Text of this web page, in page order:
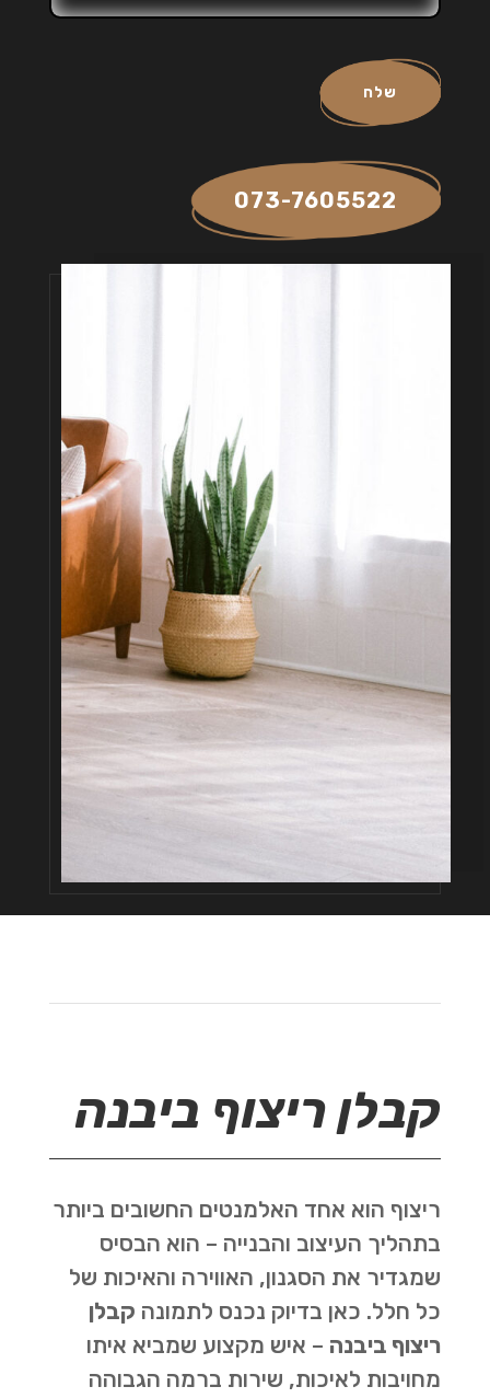
שלח
073-7605522
קבלן ריצוף ביבנה
ריצוף הוא אחד האלמנטים החשובים ביותר
בתהליך העיצוב והבנייה – הוא הבסיס
שמגדיר את הסגנון, האווירה והאיכות של
כל חלל. כאן בדיוק נכנס לתמונה קבלן
ריצוף ביבנה – איש מקצוע שמביא איתו
מחויבות לאיכות, שירות ברמה הגבוהה